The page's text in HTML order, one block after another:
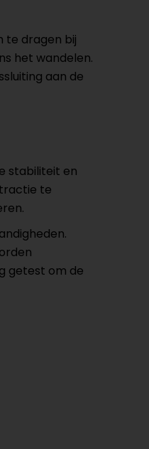
te dragen bij
het wandelen.
aan de
stabiliteit en
te
getest om de